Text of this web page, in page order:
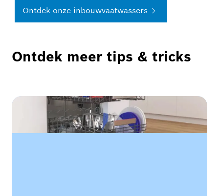
Ontdek onze inbouwvaatwassers
Ontdek meer tips & tricks